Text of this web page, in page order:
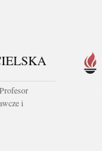
i